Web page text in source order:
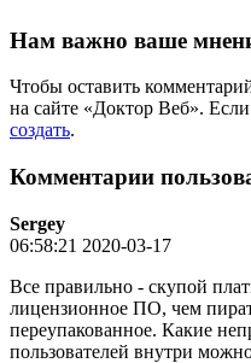
Нам важно ваше
Чтобы оставить
на сайте «Доктор Веб».
создать.
Комментарии
Sergey
06:58:21 2020-03-17
Все правильно - скупой
лицензионное ПО, чем
переупакованное. Какие
пользователей внутри